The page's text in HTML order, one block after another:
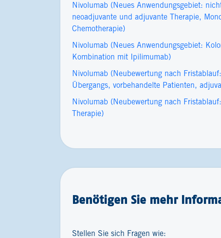
Nivolumab (Neues Anwendungsgebiet:
neoadjuvante und adjuvante Therapie,
Chemotherapie)
Nivolumab (Neues Anwendungsgebiet:
Kombination mit Ipilimumab)
Nivolumab (Neubewertung nach
Übergangs, vorbehandelte Patienten,
Nivolumab (Neubewertung nach
Therapie)
Benötigen Sie mehr
Stellen Sie sich Fragen wie: